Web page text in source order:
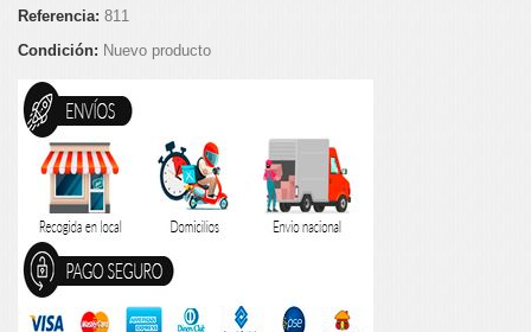
Referencia: 811
Condición: Nuevo producto